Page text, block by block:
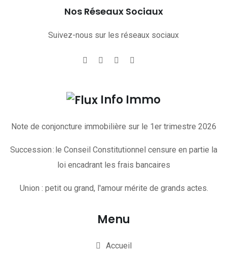
Nos Réseaux Sociaux
Suivez-nous sur les réseaux sociaux
Info Immo
Note de conjoncture immobilière sur le 1er trimestre 2026
Succession : le Conseil Constitutionnel censure en partie la
loi encadrant les frais bancaires
Union : petit ou grand, l'amour mérite de grands actes.
Menu
Accueil